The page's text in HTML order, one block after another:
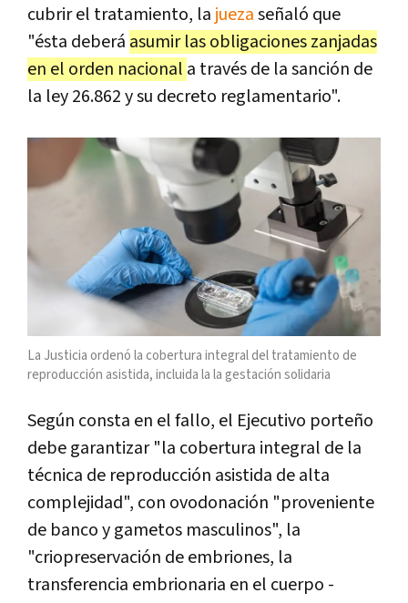
cubrir el tratamiento, la juezaseñaló que
"ésta deberá asumir las obligaciones zanjadas
en el orden nacional a través de la sanción de
la ley 26.862 y su decreto reglamentario".
La Justicia ordenó la cobertura integral del tratamiento de
reproducción asistida, incluida la la gestación solidaria
Según consta en el fallo, el Ejecutivo porteño
debe garantizar "la cobertura integral de la
técnica de reproducción asistida de alta
complejidad", con ovodonación "proveniente
de banco y gametos masculinos", la
"criopreservación de embriones, la
transferencia embrionaria en el cuerpo -